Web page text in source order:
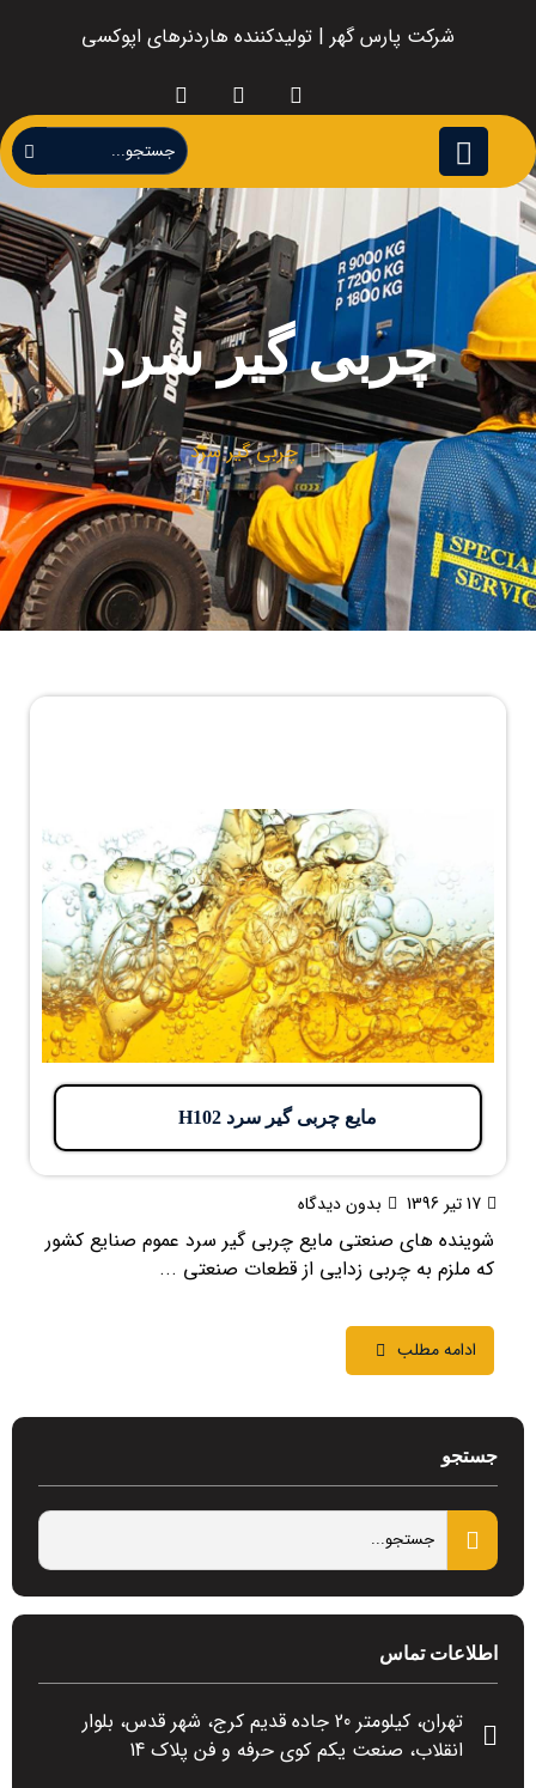
شرکت پارس گهر | تولیدکننده هاردنرهای اپوکسی
چربی گیر سرد
چربی گیر سرد
مایع چربی گیر سرد H102
17 تیر 1396 بدون دیدگاه
شوینده های صنعتی مایع چربی گیر سرد عموم صنایع کشور
که ملزم به چربی زدایی از قطعات صنعتی ...
ادامه مطلب
جستجو
اطلاعات تماس
تهران، کیلومتر 20 جاده قدیم کرج، شهر قدس، بلوار
انقلاب، صنعت یکم کوی حرفه و فن پلاک 14